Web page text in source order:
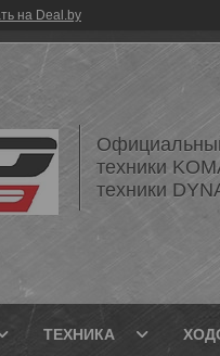
на Deal.by
техники
техники
ТЕХНИКА